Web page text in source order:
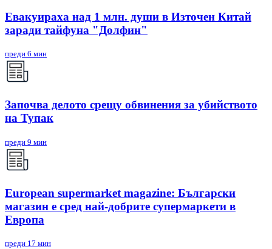
Евакуираха над 1 млн. души в Източен Китай
заради тайфуна "Долфин"
преди 6 мин
Започва делото срещу обвинения за убийството
на Тупак
преди 9 мин
European supermarket magazine: Български
магазин е сред най-добрите супермаркети в
Европа
преди 17 мин